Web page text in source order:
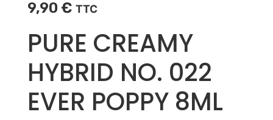
9,90 € TTC
PURE CREAMY
HYBRID NO. 022
EVER POPPY 8ML